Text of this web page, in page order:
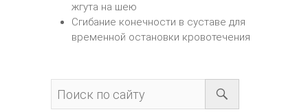
жгута на шею
Сгибание конечности в суставе для
временной остановки кровотечения